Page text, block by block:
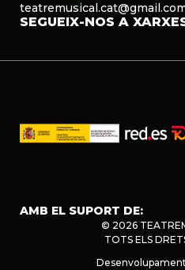
SEGUEIX-NOS A
AMB EL SUPORT DE:
© 2026
TOTS ELS